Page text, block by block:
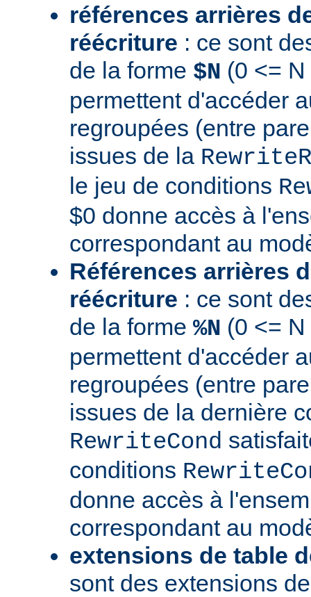
références arrières
réécriture : ce sont
de la forme $N (0 <=
permettent d'accéder
regroupées (entre
issues de la
le jeu de conditions
$0 donne accès à
correspondant au
Références arrières
réécriture : ce sont
de la forme %N (0 <=
permettent d'accéder
regroupées (entre
issues de la dernière
RewriteCond
conditions
donne accès à
correspondant au
extensions de table
sont des extensions